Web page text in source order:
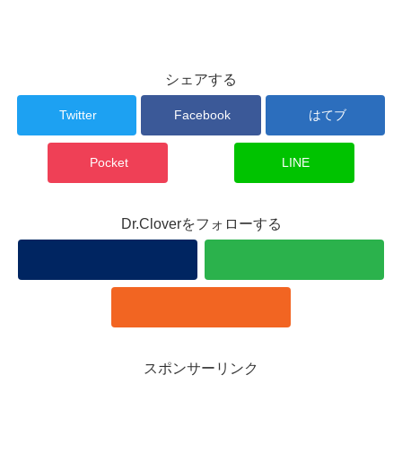
シェアする
Twitter Facebook はてブ
Pocket LINE
Dr.Cloverをフォローする
スポンサーリンク